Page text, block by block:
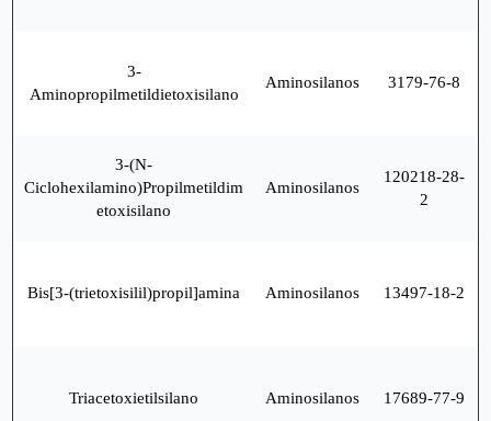
3-
Aminopropilmetildietoxisilano
Aminosilanos 3179-76-8
3-(N-
Ciclohexilamino)Propilmetildim
etoxisilano
Aminosilanos
120218-28-
2
Bis[3-(trietoxisilil)propil]amina Aminosilanos 13497-18-2
Triacetoxietilsilano Aminosilanos 17689-77-9